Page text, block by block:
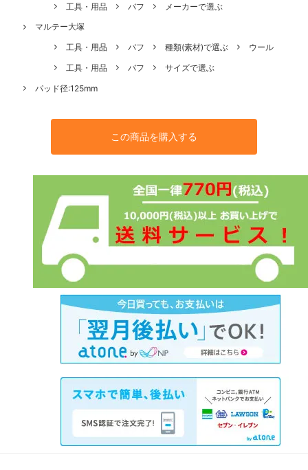
工具・用品
バフ
メーカーで選ぶ
マルテー大塚
工具・用品
バフ 種類(素材)で選ぶ
ウール
工具・用品
バフ
サイズで選ぶ
パッド径:125mm
この商品を購入する